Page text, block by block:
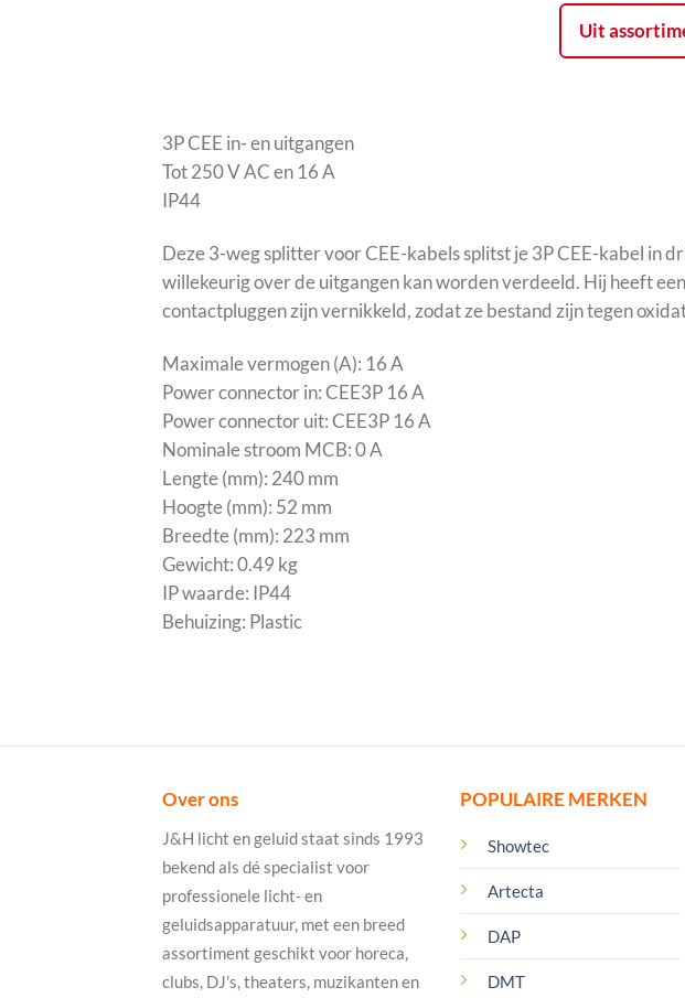
Uit
3P CEE in- en uitgangen
Tot 250 V AC en 16 A
IP44
Deze 3-weg splitter voor CEE-kabels splitst je 3P CEE-kabel in
willekeurig over de uitgangen kan worden verdeeld. Hij heeft
contactpluggen zijn vernikkeld, zodat ze bestand zijn tegen
Maximale vermogen (A): 16 A
Power connector in: CEE3P 16 A
Power connector uit: CEE3P 16 A
Nominale stroom MCB: 0 A
Lengte (mm): 240 mm
Hoogte (mm): 52 mm
Breedte (mm): 223 mm
Gewicht: 0.49 kg
IP waarde: IP44
Behuizing: Plastic
Over ons
J&H licht en geluid staat sinds 1993
bekend als dé specialist voor
professionele licht- en
geluidsapparatuur, met een breed
assortiment geschikt voor horeca,
clubs, DJ's, theaters, muzikanten en
POPULAIRE MERKEN
Showtec
Artecta
DAP
DMT